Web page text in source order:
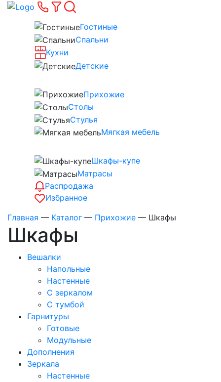
Гостиные
Спальни
Кухни
Детские
Прихожие
Столы
Стулья
Мягкая мебель
Шкафы-купе
Матрасы
Распродажа
Избранное
Главная — Каталог — Прихожие — Шкафы
Шкафы
Вешалки
Напольные
Настенные
С зеркалом
С тумбой
Гарнитуры
Готовые
Модульные
Дополнения
Зеркала
Настенные